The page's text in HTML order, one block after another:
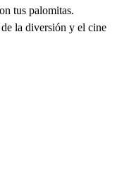
tus palomitas.
la diversión y el cine